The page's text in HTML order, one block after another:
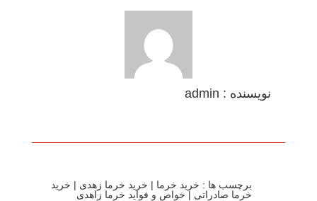
نویسنده : admin
برچسب ها : خرید خرما | خرید خرما زهدی | خرید
خرما صادراتی |خواص و فواید خرما زاهدی